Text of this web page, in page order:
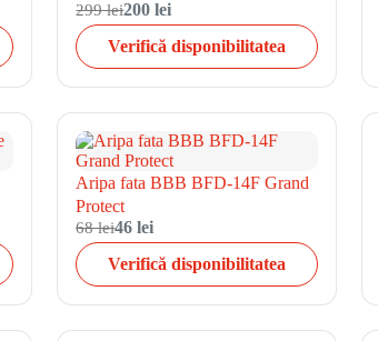
299 lei200 lei
Verifică disponibilitatea
Aripa fata BBB BFD-14F Grand
Protect
68 lei46 lei
Verifică disponibilitatea